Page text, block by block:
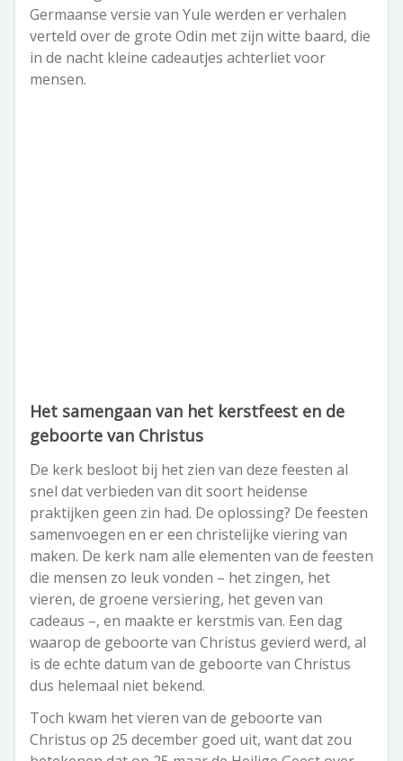
Germaanse versie van Yule werden er verhalen
verteld over de grote Odin met zijn witte baard, die
in de nacht kleine cadeautjes achterliet voor
mensen.
Het samengaan van het kerstfeest en de
geboorte van Christus
De kerk besloot bij het zien van deze feesten al
snel dat verbieden van dit soort heidense
praktijken geen zin had. De oplossing? De feesten
samenvoegen en er een christelijke viering van
maken. De kerk nam alle elementen van de feesten
die mensen zo leuk vonden – het zingen, het
vieren, de groene versiering, het geven van
cadeaus –, en maakte er kerstmis van. Een dag
waarop de geboorte van Christus gevierd werd, al
is de echte datum van de geboorte van Christus
dus helemaal niet bekend.
Toch kwam het vieren van de geboorte van
Christus op 25 december goed uit, want dat zou